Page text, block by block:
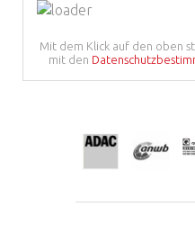
Mit dem Klick auf den oben
mit den